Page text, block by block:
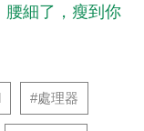
腰細了，瘦到你
#處理器